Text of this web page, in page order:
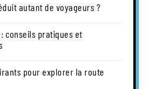
autant de voyageurs ?
conseils pratiques et
pour explorer la route